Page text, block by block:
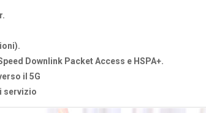
Downlink Packet Access e HSPA+.
il 5G
servizio